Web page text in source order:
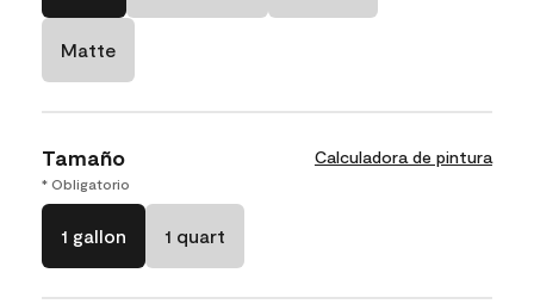
Matte
Tamaño Calculadora de pintura
* Obligatorio
1 gallon 1 quart